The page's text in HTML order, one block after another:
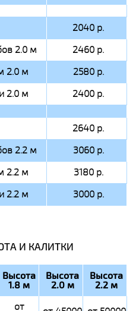
2040 р.
2.0 м
2460 р.
2.0 м
2580 р.
2.0 м
2400 р.
2640 р.
2.2 м
3060 р.
2.2 м
3180 р.
2.2 м
3000 р.
И КАЛИТКИ
Высота
1.8 м
Высота
2.0 м
Высота
2.2 м
от